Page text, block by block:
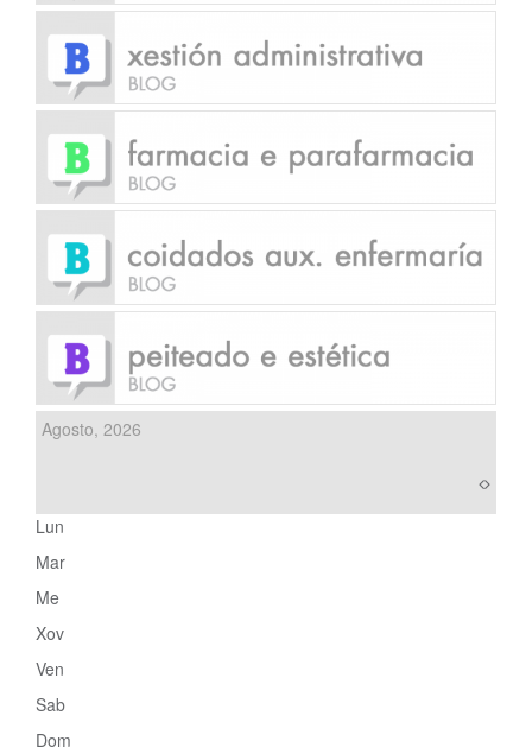
Agosto, 2026
Lun
Mar
Me
Xov
Ven
Sab
Dom